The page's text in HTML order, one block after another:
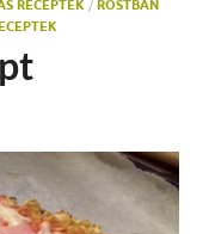
RECEPTEK / ROSTBAN